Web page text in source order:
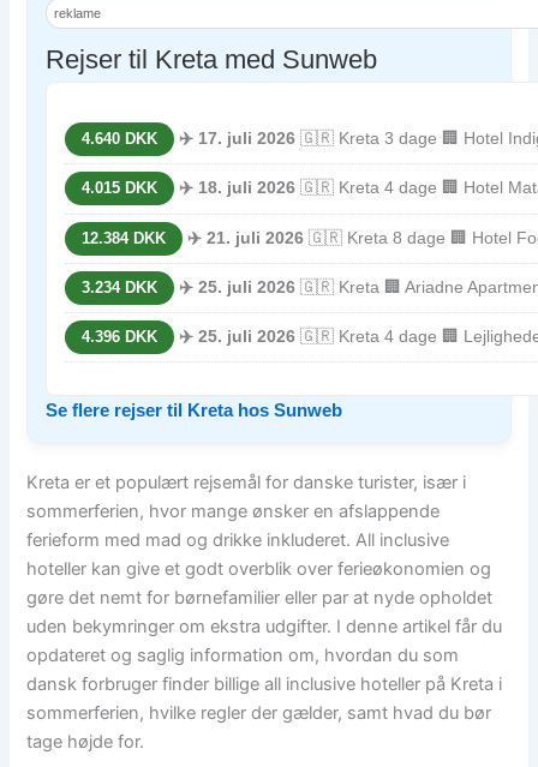
reklame
Rejser til Kreta med Sunweb
4.640 DKK ✈️ 17. juli 2026 🇬🇷 Kreta 3 dage 🏢 Hotel
4.015 DKK ✈️ 18. juli 2026 🇬🇷 Kreta 4 dage 🏢 Hotel
12.384 DKK ✈️ 21. juli 2026 🇬🇷 Kreta 8 dage 🏢 Hotel
3.234 DKK ✈️ 25. juli 2026 🇬🇷 Kreta 🏢 Ariadne
4.396 DKK ✈️ 25. juli 2026 🇬🇷 Kreta 4 dage 🏢
Se flere rejser til Kreta hos Sunweb
Kreta er et populært rejsemål for danske turister, især i
sommerferien, hvor mange ønsker en afslappende
ferieform med mad og drikke inkluderet. All inclusive
hoteller kan give et godt overblik over ferieøkonomien og
gøre det nemt for børnefamilier eller par at nyde opholdet
uden bekymringer om ekstra udgifter. I denne artikel får du
opdateret og saglig information om, hvordan du som
dansk forbruger finder billige all inclusive hoteller på Kreta i
sommerferien, hvilke regler der gælder, samt hvad du bør
tage højde for.